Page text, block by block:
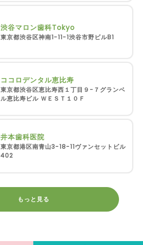
渋谷マロン歯科Tokyo
東京都渋谷区神南1-11-1渋谷市野ビルB1
ココロデンタル恵比寿
東京都渋谷区恵比寿西１丁目９−７グランベ
ル恵比寿ビル ＷＥＳＴ１０Ｆ
井本歯科医院
東京都港区南青山3-18-11ヴァンセットビル
402
もっと見る